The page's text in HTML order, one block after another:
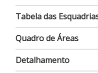
Tabela das
Quadro de Áreas
Detalhamento